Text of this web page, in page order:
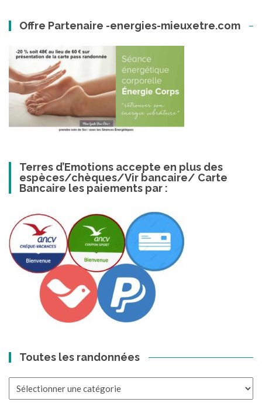
Offre Partenaire -energies-mieuxetre.com
Terres d’Emotions accepte en plus des
espèces/chèques/Vir bancaire/ Carte
Bancaire les paiements par :
Toutes les randonnées